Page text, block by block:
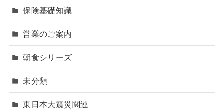
保険基礎知識
営業のご案内
朝食シリーズ
未分類
東日本大震災関連